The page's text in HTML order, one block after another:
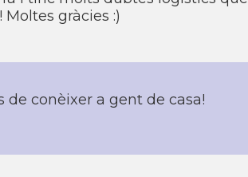
gràcies :)
de conèixer a gent de casa!